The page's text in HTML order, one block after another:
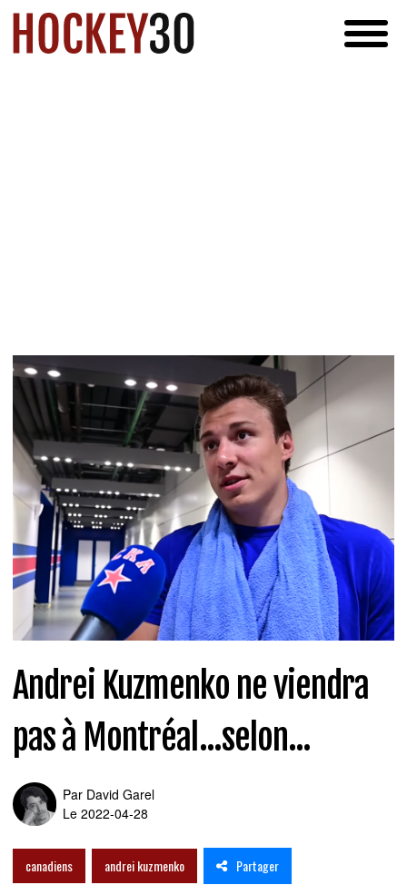
Andrei Kuzmenko ne viendra
pas à Montréal...selon...
Par David Garel
Le 2022-04-28
canadiens andrei kuzmenko Partager